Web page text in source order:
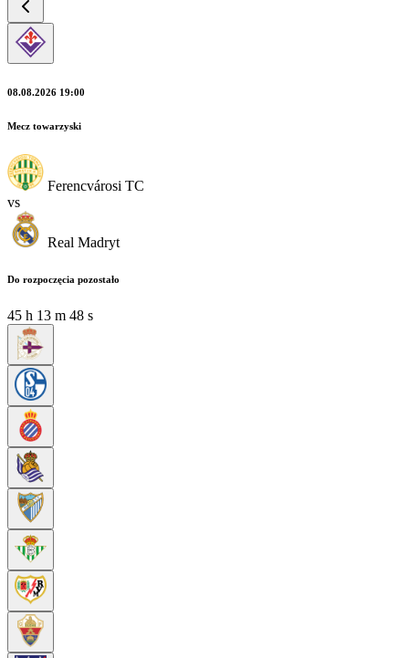
08.08.2026 19:00
Mecz towarzyski
Ferencvárosi TC
vs
Real Madryt
Do rozpoczęcia pozostało
45 h 13 m 47 s